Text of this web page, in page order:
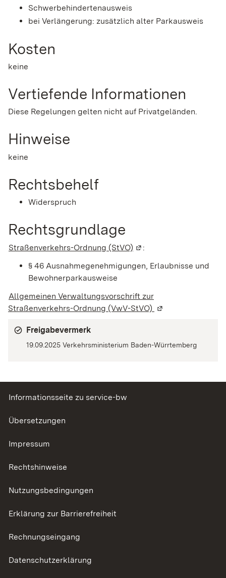
Schwerbehindertenausweis
bei Verlängerung: zusätzlich alter Parkausweis
Kosten
keine
Vertiefende Informationen
Diese Regelungen gelten nicht auf Privatgeländen.
Hinweise
keine
Rechtsbehelf
Widerspruch
Rechtsgrundlage
Straßenverkehrs-Ordnung (StVO) (Wird in einem neuen
:
§ 46 Ausnahmegenehmigungen, Erlaubnisse und
Bewohnerparkausweise
Allgemeinen Verwaltungsvorschrift zur
Straßenverkehrs-Ordnung (VwV-StVO) (Wird in einem
Freigabevermerk
19.09.2025 Verkehrsministerium Baden-Würrtemberg
Informationsseite zu service-bw
Übersetzungen
Impressum
Rechtshinweise
Nutzungsbedingungen
Erklärung zur Barrierefreiheit
Rechnungseingang
Datenschutzerklärung